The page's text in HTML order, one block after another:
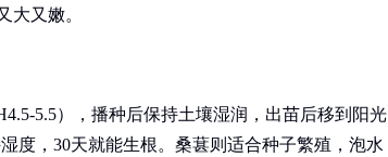
大又嫩。
5.5），播种后保持土壤湿润，出苗后移到阳光
度，30天就能生根。桑葚则适合种子繁殖，泡水